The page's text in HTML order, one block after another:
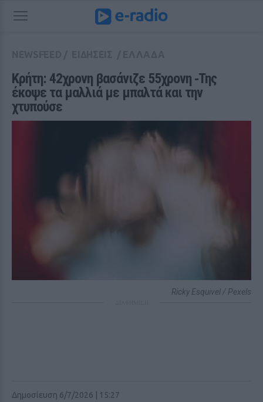
Κρήτη: 42χρονη βασάνιζε 55χρονη ‑Της
έκοψε τα μαλλιά με μπαλτά και την
χτυπούσε
Ricky Esquivel / Pexels
Δημοσίευση 6/7/2026 | 15:27